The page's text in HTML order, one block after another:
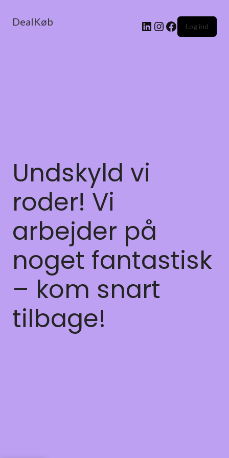
DealKøb Log ind
Undskyld vi
roder! Vi
arbejder på
noget fantastisk
– kom snart
tilbage!